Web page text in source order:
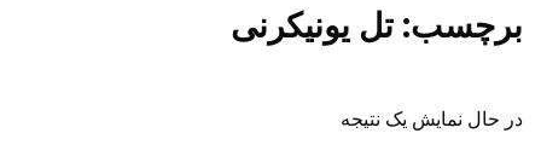
برچسب: تل یونیکرنی
در حال نمایش یک نتیجه